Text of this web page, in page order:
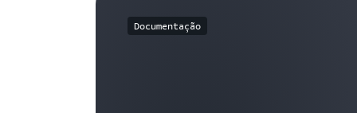
Documentação